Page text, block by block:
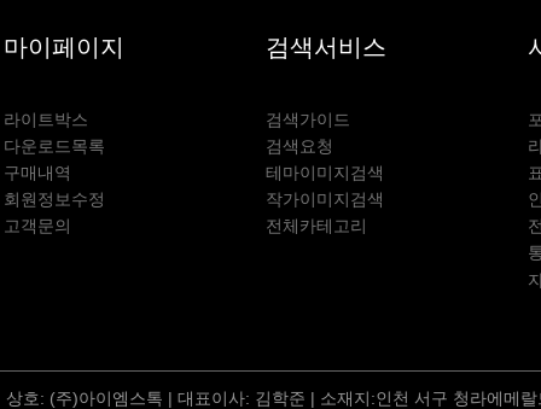
마이페이지 검색서비스
라이트박스 검색가이드
다운로드목록
검색요청
구매내역
테마이미지검색
회원정보수정
작가이미지검색
고객문의
전체카테고리
상호: (주)아이엠스톡 | 대표이사: 김학준 | 소재지:인천 서구 청라에메